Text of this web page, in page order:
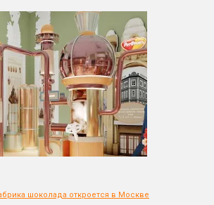
шоколада откроется в Москве